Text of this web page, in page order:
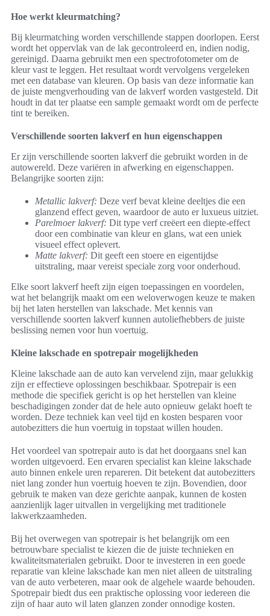
Hoe werkt kleurmatching?
Bij kleurmatching worden verschillende stappen doorlopen. Eerst
wordt het oppervlak van de lak gecontroleerd en, indien nodig,
gereinigd. Daarna gebruikt men een spectrofotometer om de
kleur vast te leggen. Het resultaat wordt vervolgens vergeleken
met een database van kleuren. Op basis van deze informatie kan
de juiste mengverhouding van de lakverf worden vastgesteld. Dit
houdt in dat ter plaatse een sample gemaakt wordt om de perfecte
tint te bereiken.
Verschillende soorten lakverf en hun eigenschappen
Er zijn verschillende soorten lakverf die gebruikt worden in de
autowereld. Deze variëren in afwerking en eigenschappen.
Belangrijke soorten zijn:
Metallic lakverf: Deze verf bevat kleine deeltjes die een
glanzend effect geven, waardoor de auto er luxueus uitziet.
Parelmoer lakverf: Dit type verf creëert een diepte-effect
door een combinatie van kleur en glans, wat een uniek
visueel effect oplevert.
Matte lakverf: Dit geeft een stoere en eigentijdse
uitstraling, maar vereist speciale zorg voor onderhoud.
Elke soort lakverf heeft zijn eigen toepassingen en voordelen,
wat het belangrijk maakt om een weloverwogen keuze te maken
bij het laten herstellen van lakschade. Met kennis van
verschillende soorten lakverf kunnen autoliefhebbers de juiste
beslissing nemen voor hun voertuig.
Kleine lakschade en spotrepair mogelijkheden
Kleine lakschade aan de auto kan vervelend zijn, maar gelukkig
zijn er effectieve oplossingen beschikbaar. Spotrepair is een
methode die specifiek gericht is op het herstellen van kleine
beschadigingen zonder dat de hele auto opnieuw gelakt hoeft te
worden. Deze techniek kan veel tijd en kosten besparen voor
autobezitters die hun voertuig in topstaat willen houden.
Het voordeel van spotrepair auto is dat het doorgaans snel kan
worden uitgevoerd. Een ervaren specialist kan kleine lakschade
auto binnen enkele uren repareren. Dit betekent dat autobezitters
niet lang zonder hun voertuig hoeven te zijn. Bovendien, door
gebruik te maken van deze gerichte aanpak, kunnen de kosten
aanzienlijk lager uitvallen in vergelijking met traditionele
lakwerkzaamheden.
Bij het overwegen van spotrepair is het belangrijk om een
betrouwbare specialist te kiezen die de juiste technieken en
kwaliteitsmaterialen gebruikt. Door te investeren in een goede
reparatie van kleine lakschade kan men niet alleen de uitstraling
van de auto verbeteren, maar ook de algehele waarde behouden.
Spotrepair biedt dus een praktische oplossing voor iedereen die
zijn of haar auto wil laten glanzen zonder onnodige kosten.